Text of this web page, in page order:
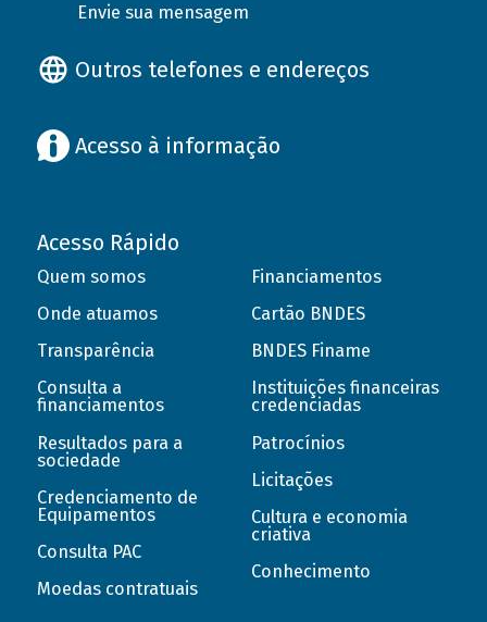
Envie sua mensagem
Outros telefones e endereços
Acesso à informação
Acesso Rápido
Quem somos
Onde atuamos
Transparência
Consulta a
financiamentos
Resultados para a
sociedade
Credenciamento de
Equipamentos
Consulta PAC
Moedas contratuais
Financiamentos
Cartão BNDES
BNDES Finame
Instituições financeiras
credenciadas
Patrocínios
Licitações
Cultura e economia
criativa
Conhecimento